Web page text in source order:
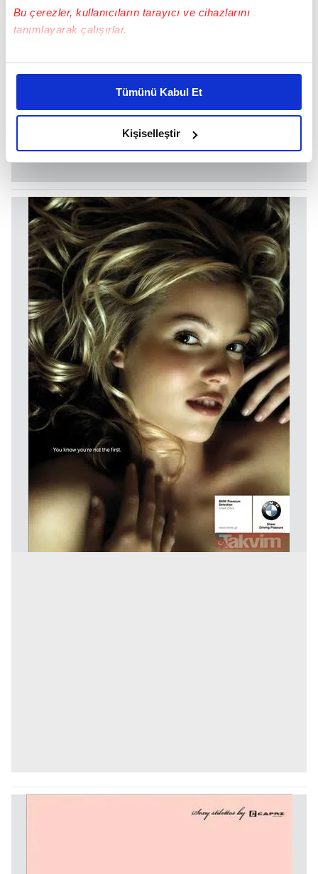
Bu çerezler, kullanıcıların tarayıcı ve cihazlarını
tanımlayarak çalışırlar.
Bu çerezlere izin vermeniz halinde sizlere özel
daha iyi reklam deneyimi yaşatabiliriz. Bunu yaparken
amacımızın size daha iyi bir reklam deneyimi sunmak
olduğunu ve sizlere en iyi içerikleri sunabilmek adına
elimizden gelen çabayı gösterdiğimizi ve bu noktada,
reklamların maliyetlerimizi karşılamak noktasında tek gelir
kalemimiz olduğunu sizlere hatırlatmak isteriz.
Her halükârda, kullanıcılar, bu çerezlere izin vermedikleri
takdirde, kullanıcılara hedefli reklamlar
gösterilmeyecektir."
Sizlere daha iyi bir hizmet sunabilmek için İnternet
Sitemizde kendimize ve üçüncü kişilere ait çerezler
kullanılmaktadır. Bu çerezler vasıtasıyla çeşitli kişisel
verileriniz işlenmekte olup gerekli olan çerezler bilgi
toplumu hizmetlerinin sunulması amacıyla
kullanılmaktadır. Diğer çerezler, sitemizin daha işlevsel
kılınması ve kişiselleştirilmesi ve sizlere yönelik
reklam/pazarlama faaliyetlerinin yapılması, amaçlarıyla
sınırlı olarak açık rızanız dahilinde kullanılacaktır.
Çerezlere ilişkin tercihlerinizi aşağıda yer alan panel
vasıtasıyla belirleyebilirsiniz. Çerezlere ilişkin detaylı bilgi
için Ayarlar butonuna tıklayabilir,Çerez Bilgilendirme
Metnimizi ziyaret edebilirsiniz.
6698 sayılı Kişisel Verilerin Korunması Kanunu uyarınca
Tümünü Kabul Et
Kişiselleştir